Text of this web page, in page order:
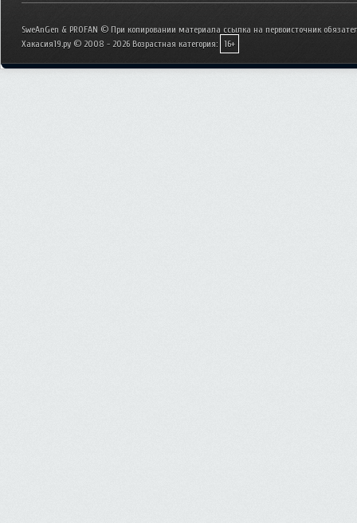
SweAnGen & PROFAN © При копировании материала ссылка на первоисточник
Хакасия19.ру © 2008 - 2026 Возрастная категория: 16+